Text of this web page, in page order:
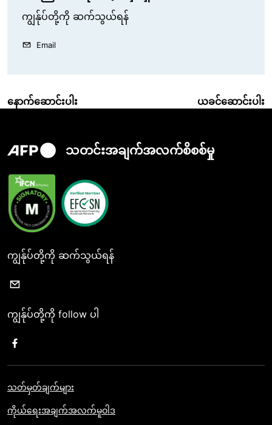
ကျွန်ုပ်တို့ကို ဆက်သွယ်ရန်
Email
နောက်ဆောင်းပါး ယခင်ဆောင်းပါး
သတင်းအချက်အလက်စိစစ်မှု
ကျွန်ုပ်တို့ကို ဆက်သွယ်ရန်
ကျွန်ုပ်တို့ကို follow ပါ
သတ်မှတ်ချက်များ
ကိုယ်ရေးအချက်အလက်မူဝါဒ